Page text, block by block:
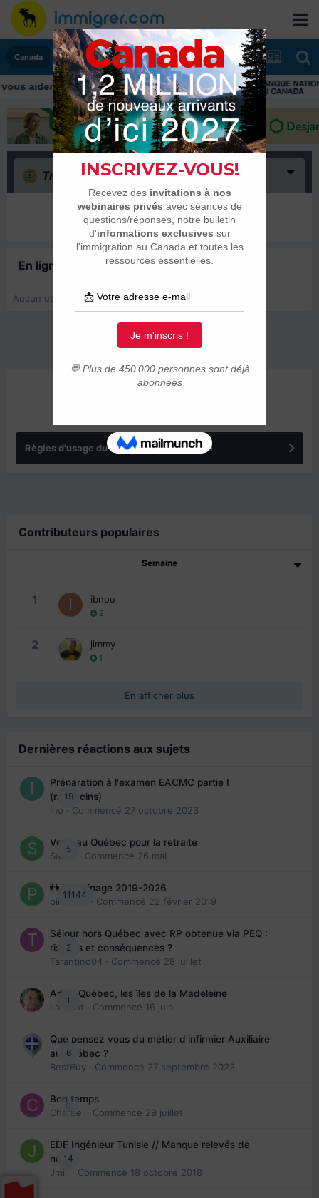
Canada
Triste (0)
Il n’y a encore rien ici
En ligne récemment0 membre est en ligne
Aucun utilisateur enregistré regarde cette page.
Règles d'usage du forum IMMIGRER.COM
Contributeurs populaires
Semaine
1 ibnou
2
2 jimmy
1
En afficher plus
Dernières réactions aux sujets
19
Préparation à l'examen EACMC partie I
(médecins)
Ino · Commencé 27 octobre 2023
5
Venir au Québec pour la retraite
Sab74
· Commencé 26 mai
11144
👬 Parrainage 2019-2026
piinoush · Commencé 22 février 2019
2
Séjour hors Québec avec RP obtenue via PEQ :
risques et conséquences ?
Tarantino04 · Commencé 28 juillet
1
Arte : Québec, les îles de la Madeleine
Laurent · Commencé 16 juin
6
Que pensez vous du métier d'infirmier Auxiliaire
au Québec ?
BestBuy · Commencé 27 septembre 2022
0
Bon temps
Charbel · Commencé 29 juillet
14
EDE Ingénieur Tunisie // Manque relevés de
note
Jmili · Commencé 18 octobre 2018